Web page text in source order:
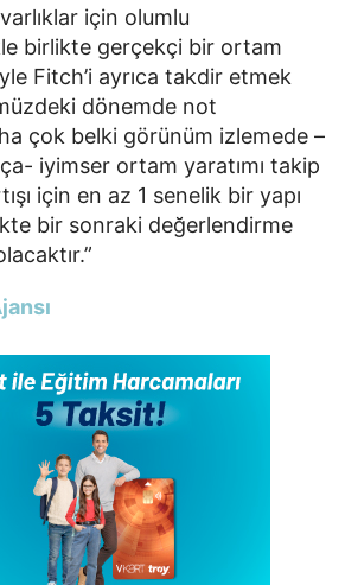
için olumlu
birlikte gerçekçi bir ortam
Fitch’i ayrıca takdir etmek
dönemde not
çok belki görünüm izlemede –
iyimser ortam yaratımı takip
için en az 1 senelik bir yapı
bir sonraki değerlendirme